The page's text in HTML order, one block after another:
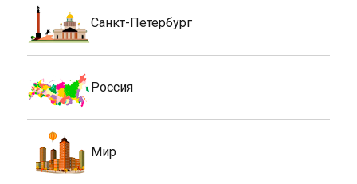
Санкт-Петербург
Россия
Мир